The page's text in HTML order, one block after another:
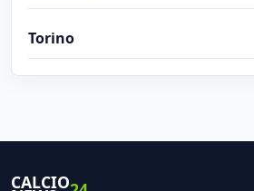
Torino
CALCIO